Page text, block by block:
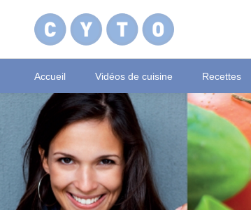
Accueil Vidéos de cuisine Recettes